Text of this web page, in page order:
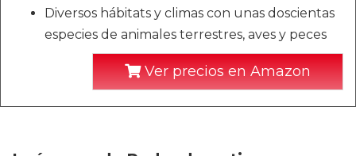
Diversos hábitats y climas con unas doscientas
especies de animales terrestres, aves y peces
Ver precios en Amazon